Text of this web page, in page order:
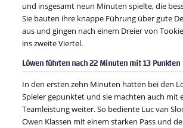
und insgesamt neun Minuten spielte, die
Sie bauten ihre knappe Führung über gute
aus und gingen nach einem Dreier von
ins zweite Viertel.
Löwen führten nach 22 Minuten mit 13 Punkten
In den ersten zehn Minuten hatten bei den
Spieler gepunktet und sie machten auch mit
Teamleistung weiter. So bediente Luc van
Owen Klassen mit einem starken Pass und